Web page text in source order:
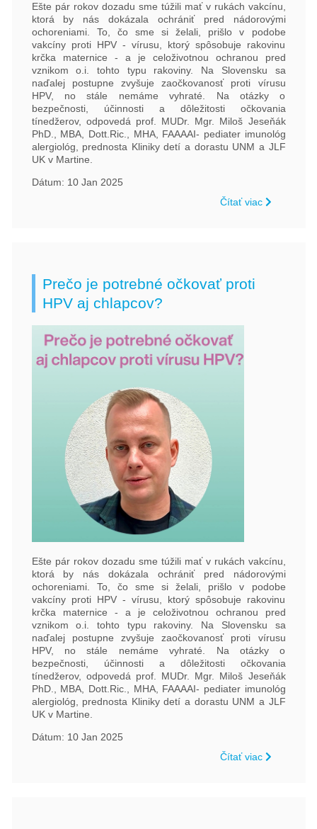
Ešte pár rokov dozadu sme túžili mať v rukách vakcínu,
ktorá by nás dokázala ochrániť pred nádorovými
ochoreniami. To, čo sme si želali, prišlo v podobe
vakcíny proti HPV - vírusu, ktorý spôsobuje rakovinu
krčka maternice - a je celoživotnou ochranou pred
vznikom o.i. tohto typu rakoviny. Na Slovensku sa
naďalej postupne zvyšuje zaočkovanosť proti vírusu
HPV, no stále nemáme vyhraté. Na otázky o
bezpečnosti, účinnosti a dôležitosti očkovania
tínedžerov, odpovedá prof. MUDr. Mgr. Miloš Jeseňák
PhD., MBA, Dott.Ric., MHA, FAAAAI- pediater imunológ
alergiológ, prednosta Kliniky detí a dorastu UNM a JLF
UK v Martine.
Dátum: 10 Jan 2025
Čítať viac
Prečo je potrebné očkovať proti
HPV aj chlapcov?
Ešte pár rokov dozadu sme túžili mať v rukách vakcínu,
ktorá by nás dokázala ochrániť pred nádorovými
ochoreniami. To, čo sme si želali, prišlo v podobe
vakcíny proti HPV - vírusu, ktorý spôsobuje rakovinu
krčka maternice - a je celoživotnou ochranou pred
vznikom o.i. tohto typu rakoviny. Na Slovensku sa
naďalej postupne zvyšuje zaočkovanosť proti vírusu
HPV, no stále nemáme vyhraté. Na otázky o
bezpečnosti, účinnosti a dôležitosti očkovania
tínedžerov, odpovedá prof. MUDr. Mgr. Miloš Jeseňák
PhD., MBA, Dott.Ric., MHA, FAAAAI- pediater imunológ
alergiológ, prednosta Kliniky detí a dorastu UNM a JLF
UK v Martine.
Dátum: 10 Jan 2025
Čítať viac